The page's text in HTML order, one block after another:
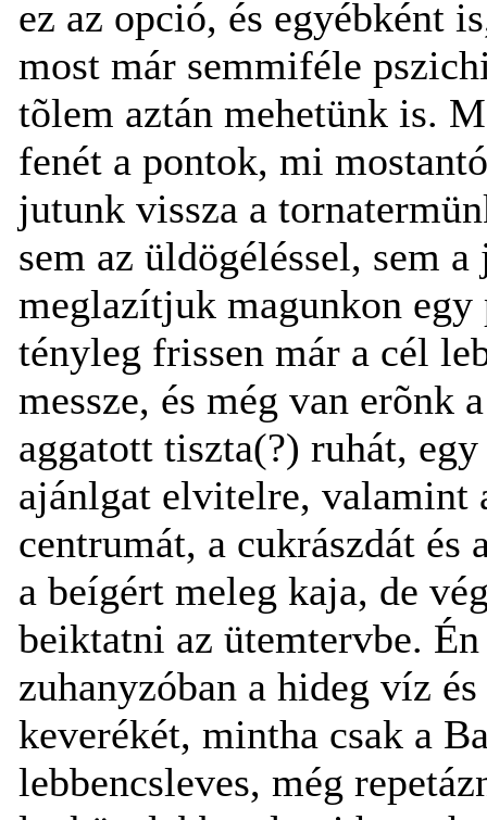
ez az opció, és egyébként
most már semmiféle
tõlem aztán mehetünk is.
fenét a pontok, mi
jutunk vissza a
sem az üldögéléssel, sem
meglazítjuk magunkon egy
tényleg frissen már a cél
messze, és még van erõnk
aggatott tiszta(?) ruhát,
ajánlgat elvitelre, valamint
centrumát, a cukrászdát
a beígért meleg kaja, de
beiktatni az ütemtervbe.
zuhanyzóban a hideg víz
keverékét, mintha csak a
lebbencsleves, még